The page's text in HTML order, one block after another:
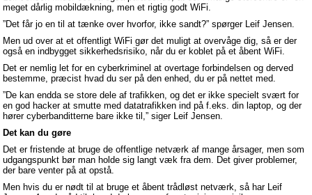
meget dårlig mobildækning, men et rigtig godt WiFi.
”Det får jo en til at tænke over hvorfor, ikke sandt?” spørger Leif Jensen.
Men ud over at et offentligt WiFi gør det muligt at overvåge dig, så er der
også en indbygget sikkerhedsrisiko, når du er koblet på et åbent WiFi.
Det er nemlig let for en cyberkriminel at overtage forbindelsen og derved
bestemme, præcist hvad du ser på den enhed, du er på nettet med.
”De kan endda se store dele af trafikken, og det er ikke specielt svært for
en god hacker at smutte med datatrafikken ind på f.eks. din laptop, og der
hører cyberbanditterne bare ikke til,” siger Leif Jensen.
Det kan du gøre
Det er fristende at bruge de offentlige netværk af mange årsager, men som
udgangspunkt bør man holde sig langt væk fra dem. Det giver problemer,
der bare venter på at opstå.
Men hvis du er nødt til at bruge et åbent trådløst netværk, så har Leif